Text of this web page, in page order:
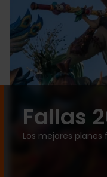
Fallas
Los mejores planes